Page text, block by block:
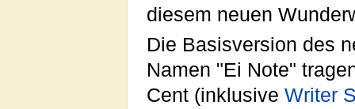
diesem neuen
Die Basisversion des
Namen "Ei Note"
Cent (inklusive Writer